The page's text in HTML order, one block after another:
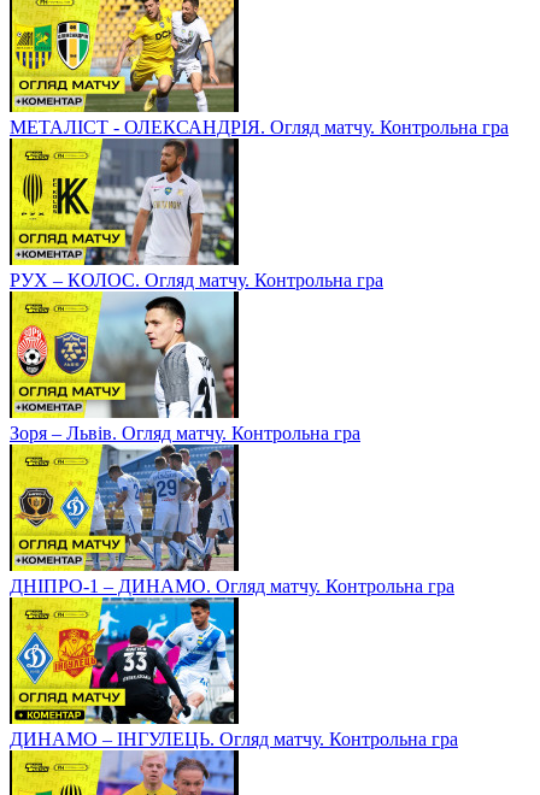
МЕТАЛІСТ - ОЛЕКСАНДРІЯ. Огляд матчу. Контрольна гра
РУХ – КОЛОС. Огляд матчу. Контрольна гра
Зоря – Львів. Огляд матчу. Контрольна гра
ДНІПРО-1 – ДИНАМО. Огляд матчу. Контрольна гра
ДИНАМО – ІНГУЛЕЦЬ. Огляд матчу. Контрольна гра